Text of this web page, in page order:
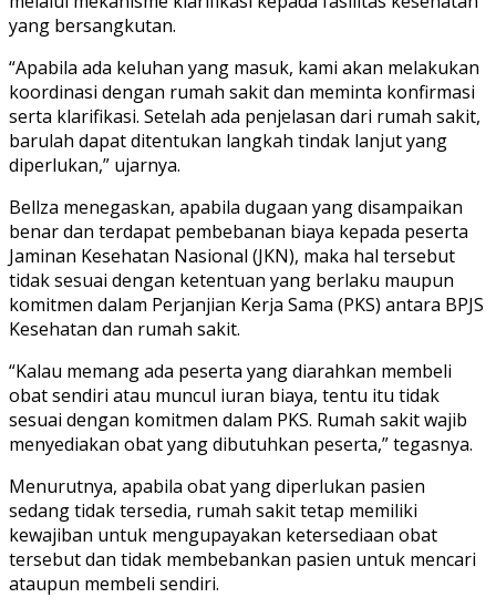
yang bersangkutan.
“Apabila ada keluhan yang masuk, kami akan melakukan
koordinasi dengan rumah sakit dan meminta konfirmasi
serta klarifikasi. Setelah ada penjelasan dari rumah sakit,
barulah dapat ditentukan langkah tindak lanjut yang
diperlukan,” ujarnya.
Bellza menegaskan, apabila dugaan yang disampaikan
benar dan terdapat pembebanan biaya kepada peserta
Jaminan Kesehatan Nasional (JKN), maka hal tersebut
tidak sesuai dengan ketentuan yang berlaku maupun
komitmen dalam Perjanjian Kerja Sama (PKS) antara BPJS
Kesehatan dan rumah sakit.
“Kalau memang ada peserta yang diarahkan membeli
obat sendiri atau muncul iuran biaya, tentu itu tidak
sesuai dengan komitmen dalam PKS. Rumah sakit wajib
menyediakan obat yang dibutuhkan peserta,” tegasnya.
Menurutnya, apabila obat yang diperlukan pasien
sedang tidak tersedia, rumah sakit tetap memiliki
kewajiban untuk mengupayakan ketersediaan obat
tersebut dan tidak membebankan pasien untuk mencari
ataupun membeli sendiri.